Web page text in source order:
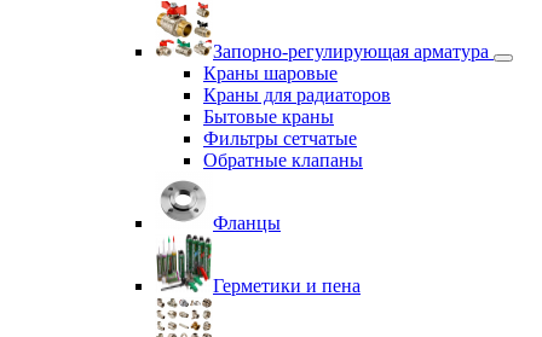
Запорно-регулирующая арматура
Краны шаровые
Краны для радиаторов
Бытовые краны
Фильтры сетчатые
Обратные клапаны
Фланцы
Герметики и пена